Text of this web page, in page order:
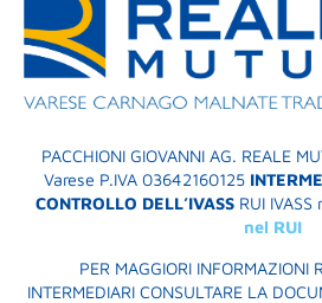
PACCHIONI GIOVANNI AG. REALE
Varese P.IVA 03642160125
CONTROLLO DELL’IVASSRUI IVASS
nel RUI
PER MAGGIORI INFORMAZIONI
INTERMEDIARI CONSULTARE LA